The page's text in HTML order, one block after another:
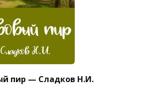
пир — Сладков Н.И.